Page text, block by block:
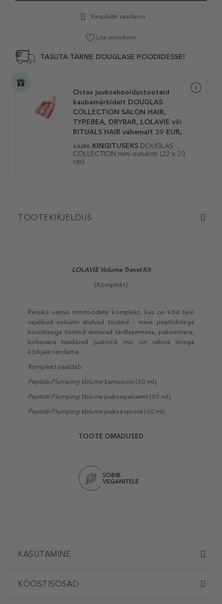
Kaupluste saadavus
Lisa soovikorvi
TASUTA TARNE DOUGLASE POODIDESSE!
Ostes juuksehooldustooteid
kaubamärkidelt DOUGLAS
COLLECTION SALON HAIR,
TYPEBEA, DRYBAR, LOLAVIE või
RITUALS HAIR vähemalt 39 EUR,
saate KINGITUSEKS DOUGLAS
COLLECTION mini ostukoti (22 x 23
cm).
TOOTEKIRJELDUS
LOLAVIE Volume Travel Kit
(Komplekt)
Reisiks valmis minitoodete komplekt, kus on kõik teie
vajalikud volüümi andvad tooted – meie peptiididega
koostisega tooted annavad täidlasemana, paksemana,
kohevana tunduvad juuksed, mis on valmis teiega
kõikjale rändama.
Komplekt sisaldab:
Peptide Plumping Volumešampooni (60 ml),
Peptide Plumping Volumejuuksepalsamit (60 ml),
Peptide Plumping Volumejuuksespreid (60 ml).
TOOTE OMADUSED
KASUTAMINE
KOOSTISOSAD